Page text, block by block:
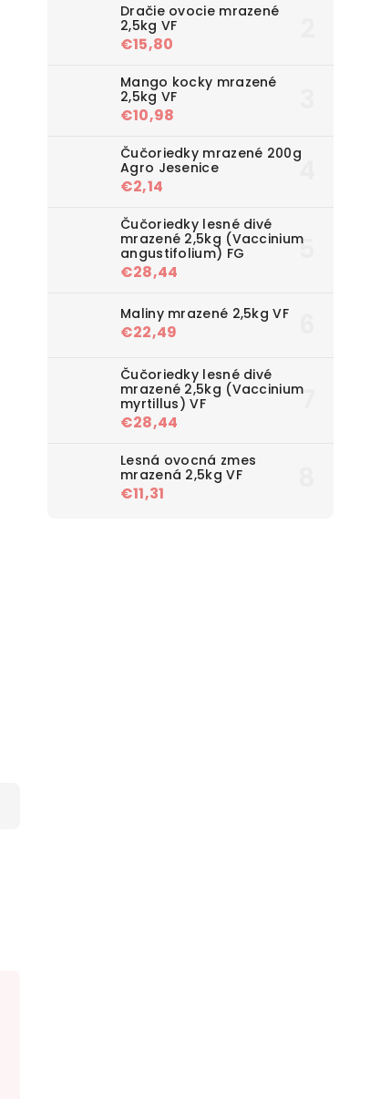
Dračie ovocie mrazené
2,5kg VF
€15,80
Mango kocky mrazené
2,5kg VF
€10,98
Čučoriedky mrazené 200g
Agro Jesenice
€2,14
Čučoriedky lesné divé
mrazené 2,5kg (Vaccinium
angustifolium) FG
€28,44
Maliny mrazené 2,5kg VF
€22,49
Čučoriedky lesné divé
mrazené 2,5kg (Vaccinium
myrtillus) VF
€28,44
Lesná ovocná zmes
mrazená 2,5kg VF
€11,31